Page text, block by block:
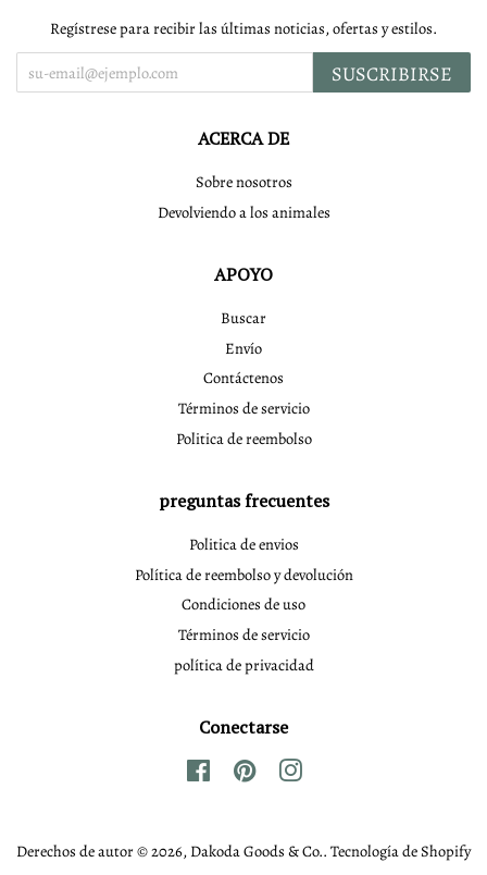
Regístrese para recibir las últimas noticias, ofertas y estilos.
SUSCRIBIRSE
ACERCA DE
Sobre nosotros
Devolviendo a los animales
APOYO
Buscar
Envío
Contáctenos
Términos de servicio
Politica de reembolso
preguntas frecuentes
Politica de envios
Política de reembolso y devolución
Condiciones de uso
Términos de servicio
política de privacidad
Conectarse
FacebookPinterestInstagram
Derechos de autor © 2026, Dakoda Goods & Co.. Tecnología de Shopify